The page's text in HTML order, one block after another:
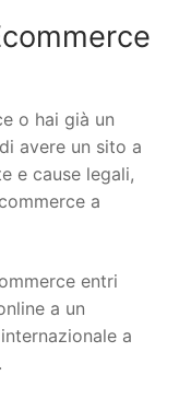
o hai già un
avere un sito a
e cause legali,
a
entri
a un
a